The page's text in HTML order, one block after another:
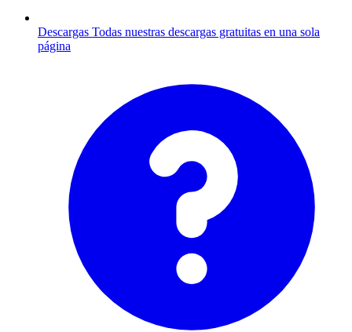
Descargas Todas nuestras descargas gratuitas en una sola
página